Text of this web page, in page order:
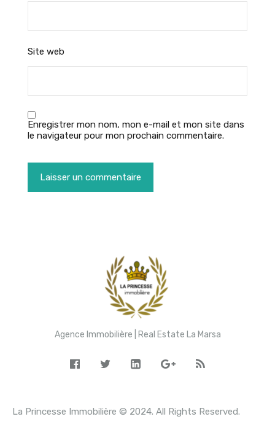
Site web
Enregistrer mon nom, mon e-mail et mon site dans
le navigateur pour mon prochain commentaire.
Agence Immobilière | Real Estate La Marsa
La Princesse Immobilière © 2024. All Rights Reserved.